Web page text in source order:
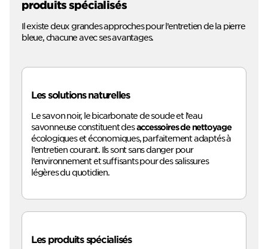
produits spécialisés
Il existe deux grandes approches pour l’entretien de la pierre
bleue, chacune avec ses avantages.
Les solutions naturelles
Le savon noir, le bicarbonate de soude et l’eau
savonneuse constituent desaccessoires de nettoyage
écologiques et économiques, parfaitement adaptés à
l’entretien courant. Ils sont sans danger pour
l’environnement et suffisants pour des salissures
légères du quotidien.
Les produits spécialisés